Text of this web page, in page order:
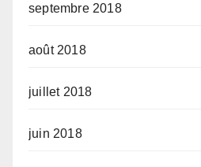
septembre 2018
août 2018
juillet 2018
juin 2018